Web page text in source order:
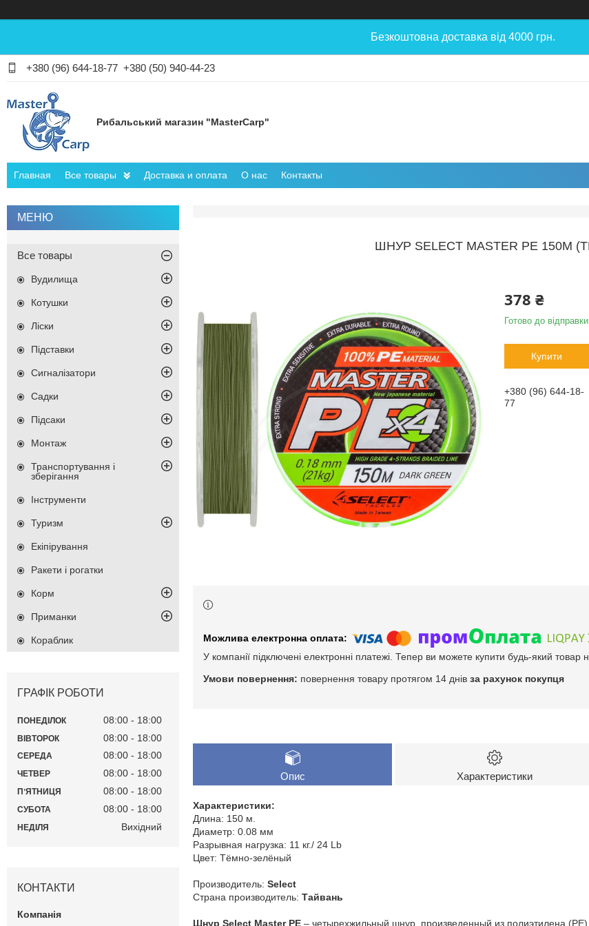
Безкоштовна доставка від 4000 грн.
+380 (96) 644-18-77 +380 (50) 940-44-23
Рибальський магазин "MasterCarp"
Главная Все товары Доставка и оплата О нас Контакты
ШНУР SELECT MASTER PE 150M
378 ₴
Готово до відправки
Купити
+380 (96) 644-18-
77
У компанії підключені електронні платежі. Тепер ви можете купити будь-який товар
повернення товару протягом 14 днів за рахунок покупця
Опис Характеристики
Характеристики:
Длина: 150 м.
Диаметр: 0.08 мм
Разрывная нагрузка: 11 кг./ 24 Lb
Цвет: Тёмно-зелёный
Производитель: Select
Страна производитель: Тайвань
Шнур Select Master PE – четырехжильный шнур, произведенный из полиэтилена
Все товары
Вудилища
Котушки
Ліски
Підставки
Сигналізатори
Садки
Підсаки
Монтаж
Транспортування і
зберігання
Інструменти
Туризм
Екіпірування
Ракети і рогатки
Корм
Приманки
Кораблик
ГРАФІК РОБОТИ
ПОНЕДІЛОК 08:00 18:00
ВІВТОРОК 08:00 18:00
СЕРЕДА 08:00 18:00
ЧЕТВЕР 08:00 18:00
ПʼЯТНИЦЯ 08:00 18:00
СУБОТА 08:00 18:00
НЕДІЛЯ Вихідний
КОНТАКТИ